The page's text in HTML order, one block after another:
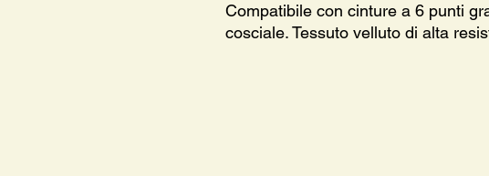
Compatibile con cinture a 6 punti
cosciale. Tessuto velluto di alta